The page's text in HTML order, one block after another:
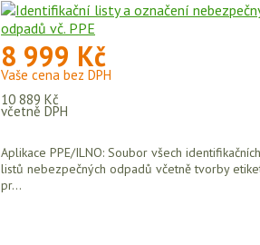
8 999 Kč
Vaše cena bez DPH
10 889 Kč
včetně DPH
Aplikace PPE/ILNO: Soubor všech identifikačních
listů nebezpečných odpadů včetně tvorby
pr...